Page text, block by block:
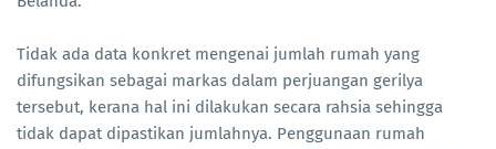
Tidak ada data konkret mengenai jumlah rumah yang
difungsikan sebagai markas dalam perjuangan gerilya
tersebut, kerana hal ini dilakukan secara rahsia sehingga
tidak dapat dipastikan jumlahnya. Penggunaan rumah